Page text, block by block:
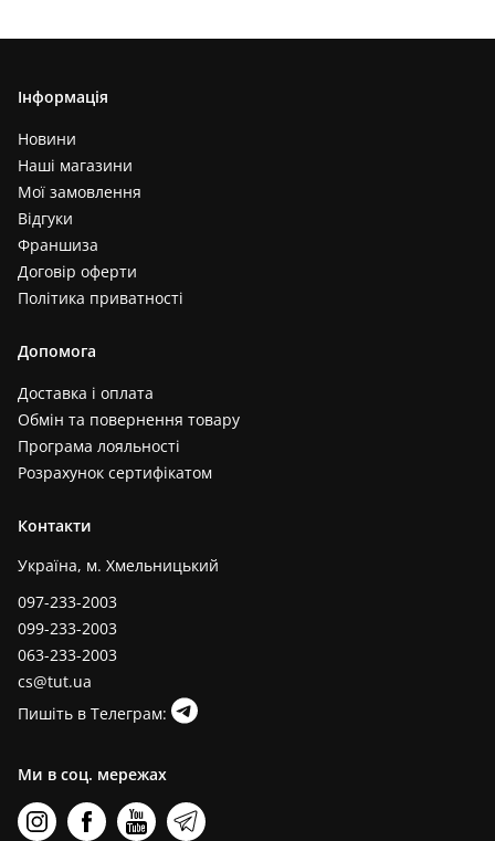
Інформація
Новини
Наші магазини
Мої замовлення
Відгуки
Франшиза
Договір оферти
Політика приватності
Допомога
Доставка і оплата
Обмін та повернення товару
Програма лояльності
Розрахунок сертифікатом
Контакти
Україна, м. Хмельницький
097-233-2003
099-233-2003
063-233-2003
cs@tut.ua
Пишіть в Телеграм:
Ми в соц. мережах